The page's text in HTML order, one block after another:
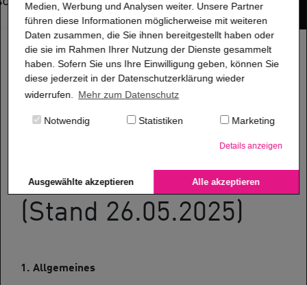
Medien, Werbung und Analysen weiter. Unsere Partner
führen diese Informationen möglicherweise mit weiteren
Daten zusammen, die Sie ihnen bereitgestellt haben oder
die sie im Rahmen Ihrer Nutzung der Dienste gesammelt
haben. Sofern Sie uns Ihre Einwilligung geben, können Sie
diese jederzeit in der Datenschutzerklärung wieder
widerrufen.
Mehr zum Datenschutz
Notwendig Statistiken Marketing
Details anzeigen
Ausgewählte akzeptieren Alle akzeptieren
Allgemeine Verkaufs-
und
Lieferbedingungen
der pritidenta®GmbH
(Stand 26.05.2025)
1. Allgemeines